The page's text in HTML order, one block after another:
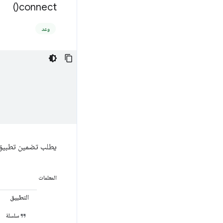
connect(
)
وعد
يطلب تضمين
المعلمات
التطبيق
سلسلة